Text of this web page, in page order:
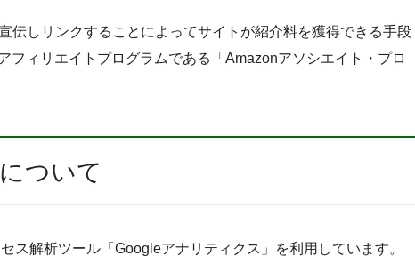
伝しリンクすることによってサイトが紹介料を獲得できる手段
フィリエイトプログラムである「Amazonアソシエイト・プロ
ついて
ス解析ツール「Googleアナリティクス」を利用しています。